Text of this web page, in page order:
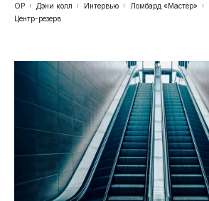
ОР Дэни колл Интервью Ломбард «Мастер»
Центр-резерв